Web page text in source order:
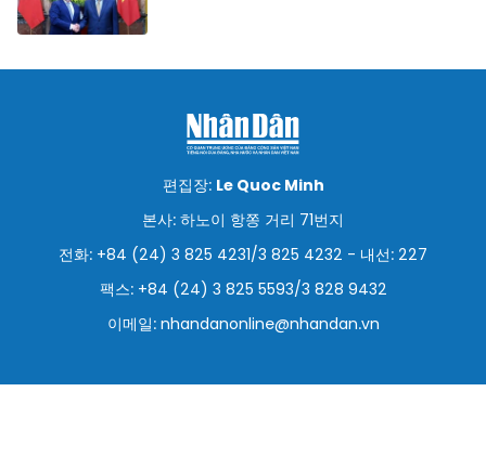
편집장: Le Quoc Minh
본사: 하노이 항쫑 거리 71번지
전화: +84 (24) 3 825 4231/3 825 4232 - 내선: 227
팩스: +84 (24) 3 825 5593/3 828 9432
이메일: nhandanonline@nhandan.vn